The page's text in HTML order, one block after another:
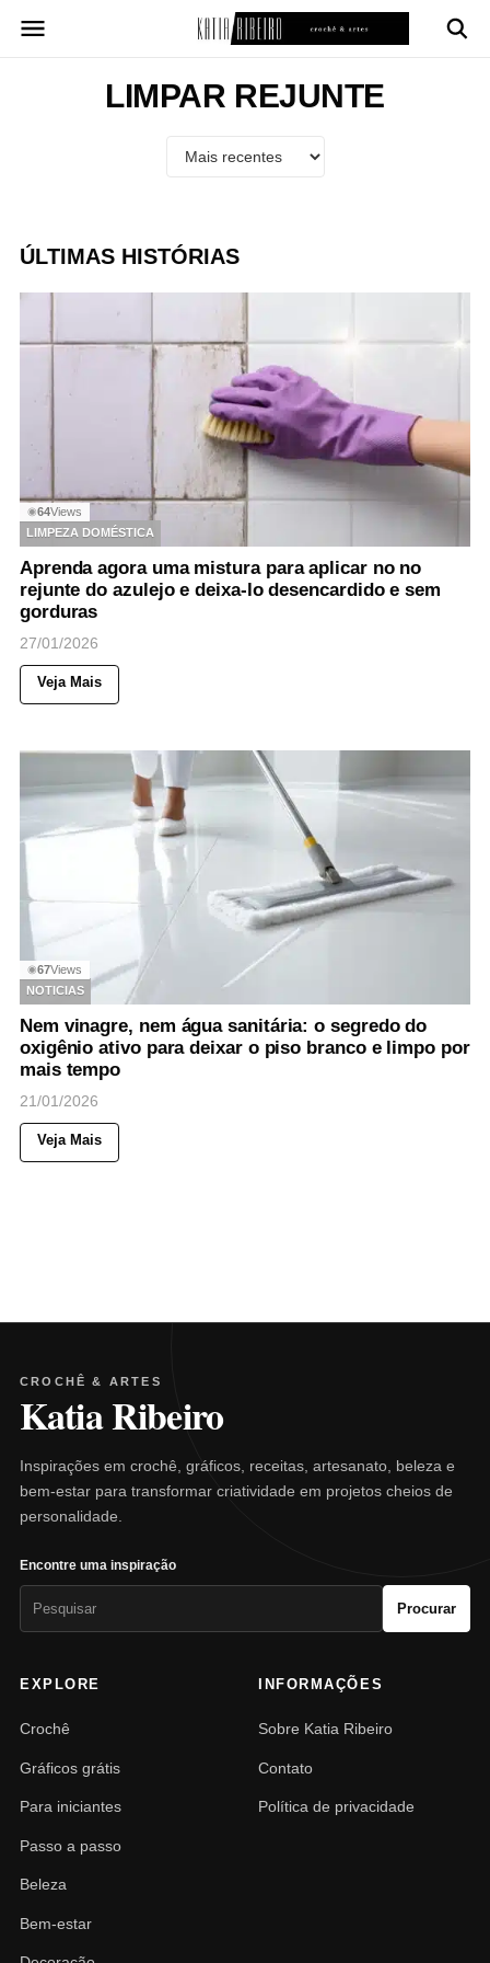
para
LIMPAR REJUNTE
ÚLTIMAS HISTÓRIAS
◉64Views
LIMPEZA DOMÉSTICA
Aprenda agora uma mistura para aplicar no no
rejunte do azulejo e deixa-lo desencardido e sem
gorduras
27/01/2026
Veja Mais
◉67Views
NOTICIAS
Nem vinagre, nem água sanitária: o segredo do
oxigênio ativo para deixar o piso branco e limpo por
mais tempo
21/01/2026
Veja Mais
CROCHÊ & ARTES
Katia Ribeiro
Inspirações em crochê, gráficos, receitas, artesanato, beleza e
bem-estar para transformar criatividade em projetos cheios de
personalidade.
Encontre uma inspiração
Procurar
EXPLORE
Crochê
Gráficos grátis
Para iniciantes
Passo a passo
Beleza
Bem-estar
INFORMAÇÕES
Sobre Katia Ribeiro
Contato
Política de privacidade